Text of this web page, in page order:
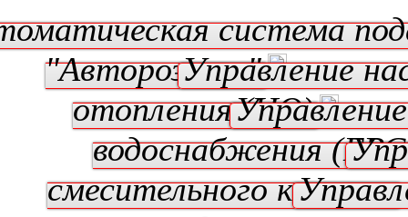
система
"Авторозжиг"Управление
отопления (ЦО)
водоснабжения
смесительного клапана